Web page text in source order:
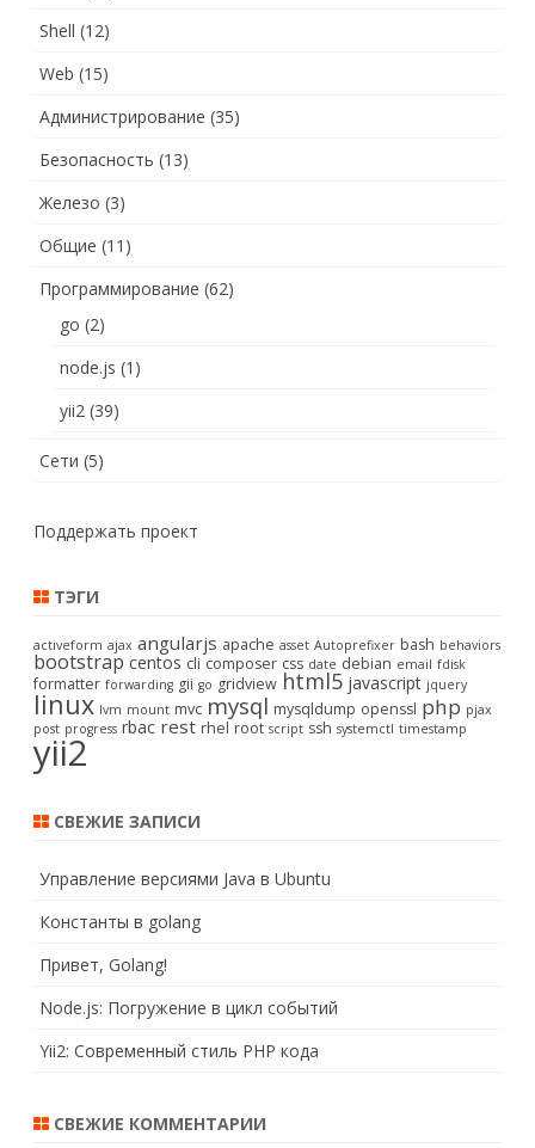
Shell (12)
Web (15)
Администрирование (35)
Безопасность (13)
Железо (3)
Общие (11)
Программирование (62)
go (2)
node.js (1)
yii2 (39)
Сети (5)
Поддержать проект
ТЭГИ
activeform ajax angularjs apache asset Autoprefixer bash behaviors
bootstrap centos cli composer css date debian email fdisk
formatter forwarding gii go gridview html5 javascript jquery
linux lvm mount mvc mysql mysqldump openssl php pjax
post progress rbac rest rhel root script ssh systemctl timestamp
yii2
СВЕЖИЕ ЗАПИСИ
Управление версиями Java в Ubuntu
Константы в golang
Привет, Golang!
Node.js: Погружение в цикл событий
Yii2: Современный стиль PHP кода
СВЕЖИЕ КОММЕНТАРИИ